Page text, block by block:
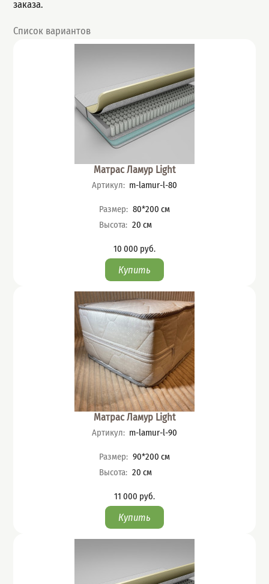
заказа.
Список вариантов
Матрас Ламур Light
Артикул: m-lamur-l-80
Характеристики
Размер: 80*200 см
Высота: 20 см
Цена
10 000 руб.
Матрас Ламур Light
Артикул: m-lamur-l-90
Характеристики
Размер: 90*200 см
Высота: 20 см
Цена
11 000 руб.